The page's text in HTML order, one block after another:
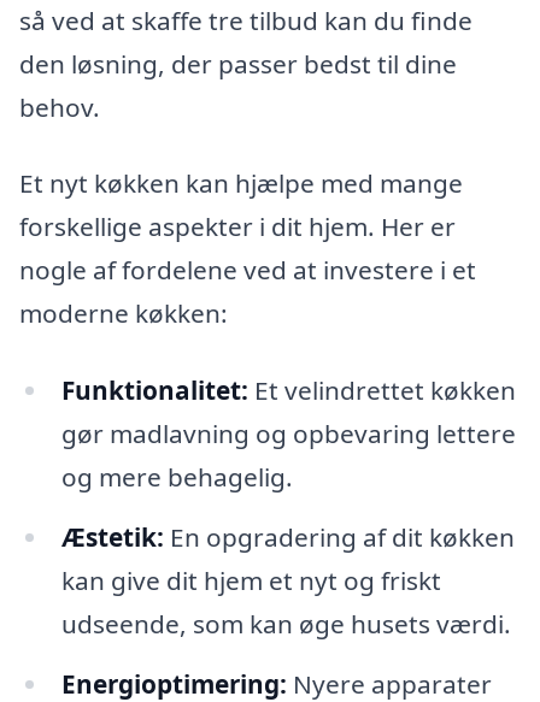
så ved at skaffe tre tilbud kan du finde
den løsning, der passer bedst til dine
behov.
Et nyt køkken kan hjælpe med mange
forskellige aspekter i dit hjem. Her er
nogle af fordelene ved at investere i et
moderne køkken:
Funktionalitet: Et velindrettet køkken
gør madlavning og opbevaring lettere
og mere behagelig.
Æstetik: En opgradering af dit køkken
kan give dit hjem et nyt og friskt
udseende, som kan øge husets værdi.
Energioptimering: Nyere apparater